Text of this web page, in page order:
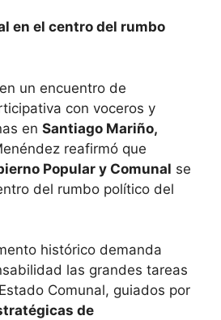
en el centro del rumbo
un encuentro de
con voceros y
en Santiago Mariño,
reafirmó que
Popular y Comunal se
del rumbo político del
histórico demanda
las grandes tareas
Comunal, guiados por
de